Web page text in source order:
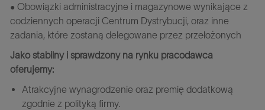
• Obowiązki administracyjne i magazynowe wynikające z
codziennych operacji Centrum Dystrybucji, oraz inne
zadania, które zostaną delegowane przez przełożonych
Jako stabilny i sprawdzony na rynku pracodawca
oferujemy:
Atrakcyjne wynagrodzenie oraz premię dodatkową
zgodnie z polityką firmy.